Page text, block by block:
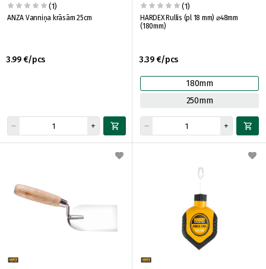
(1)
ANZA Vanniņa krāsām 25cm
3.99 €/pcs
(1)
HARDEX Rullis (pl 18 mm) ⌀48mm
(180mm)
3.39 €/pcs
180mm
250mm